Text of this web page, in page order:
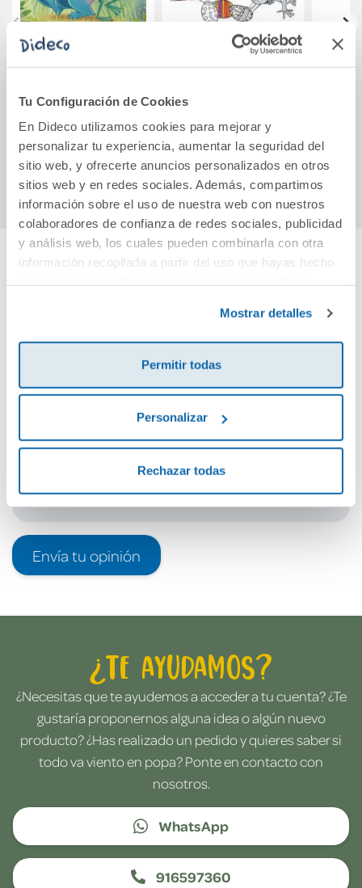
Tu Configuración de Cookies
En Dideco utilizamos cookies para mejorar y
personalizar tu experiencia, aumentar la seguridad del
sitio web, y ofrecerte anuncios personalizados en otros
sitios web y en redes sociales. Además, compartimos
información sobre el uso de nuestra web con nuestros
colaboradores de confianza de redes sociales, publicidad
y análisis web, los cuales pueden combinarla con otra
información recopilada a partir del uso que hayas hecho
Mostrar detalles
Permitir todas
Personalizar
Rechazar todas
Respira. CARMELA
17,00€
Comprar
JOLLY PHONICS
LETTERS
5,29€
Comprar
Cuéntanos tu opinión
Debes iniciar sesión para poder valorarlo
Envía tu opinión
¿Te ayudamos?
¿Necesitas que te ayudemos a acceder a tu cuenta? ¿Te
gustaría proponernos alguna idea o algún nuevo
producto? ¿Has realizado un pedido y quieres saber si
todo va viento en popa? Ponte en contacto con
nosotros.
WhatsApp
916597360